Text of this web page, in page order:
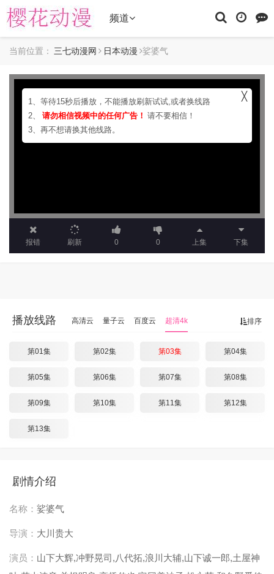
频道
当前位置： 三七动漫网 日本动漫 娑婆气
报错 刷新 0 0 上集 下集
1、等待15秒后播放，不能播放刷新试试,或者换线路
2、
请勿相信视频中的任何广告！ 请不要相信！
3、再不想请换其他线路。
╳
排序
播放线路 高清云 量子云 百度云 超清4k
第01集 第02集 第03集 第04集
第05集 第06集 第07集 第08集
第09集 第10集 第11集 第12集
第13集
剧情介绍
名称： 娑婆气
导演： 大川贵大
演员： 山下大辉,冲野晃司,八代拓,浪川大辅,山下诚一郎,土屋神